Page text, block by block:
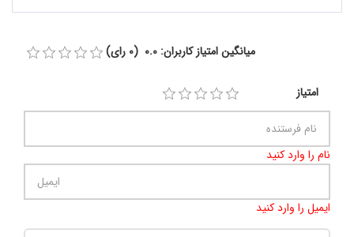
میانگین امتیاز کاربران: 0.0 (0 رای)
امتیاز
نام را وارد کنید
ایمیل را وارد کنید